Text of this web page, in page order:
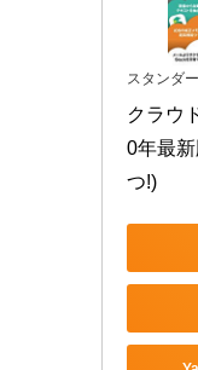
スタンダ
クラウ
0年最
つ!)